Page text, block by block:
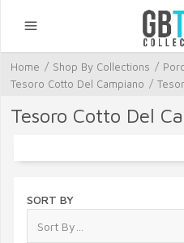
Home / Shop By Collections /
Tesoro Cotto Del Campiano /
Tesoro Cotto Del
SORT BY